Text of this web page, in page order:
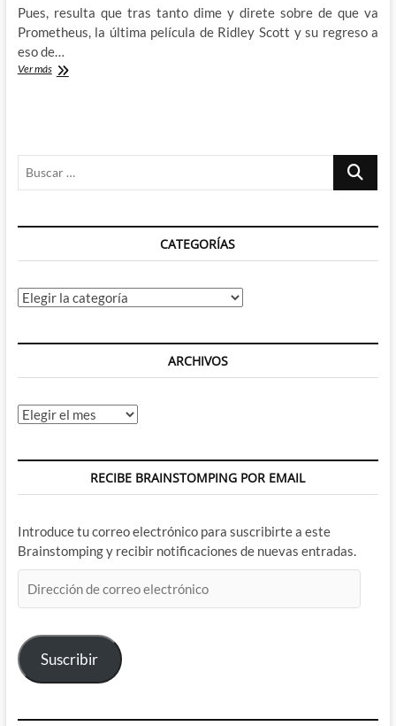
Pues, resulta que tras tanto dime y direte sobre de que va
Prometheus, la última película de Ridley Scott y su regreso a
eso de…
Ver másPrometheus:
Buscar
CATEGORÍAS
Categorías
ARCHIVOS
Archivos
RECIBE BRAINSTOMPING POR EMAIL
Introduce tu correo electrónico para suscribirte a este
Brainstomping y recibir notificaciones de nuevas entradas.
de
electrónico
Suscribir